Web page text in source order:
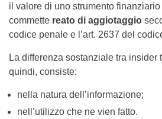
il valore di uno strumento
commette reato di aggiotaggio
codice penale e l’art. 2637 del
La differenza sostanziale tra insider
quindi, consiste:
nella natura dell’informazione;
nell’utilizzo che ne vien fatto.